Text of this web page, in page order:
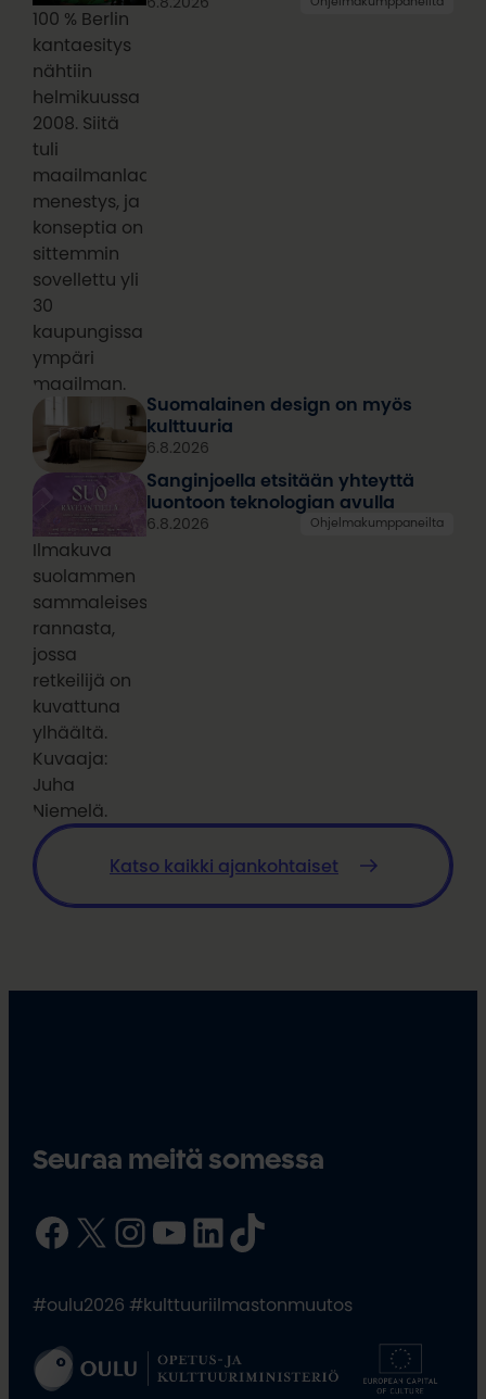
100 % Berlin
kantaesitys
nähtiin
helmikuussa
2008. Siitä
tuli
maailmanlaajuinen
menestys, ja
konseptia on
sittemmin
sovellettu yli
30
kaupungissa
ympäri
maailman.
Suomalainen design on myös
kulttuuria
6.8.2026
Ilmakuva
suolammen
sammaleisesta
rannasta,
jossa
retkeilijä on
kuvattuna
ylhäältä.
Kuvaaja:
Juha
Niemelä.
Sanginjoella etsitään yhteyttä
luontoon teknologian avulla
6.8.2026 Ohjelmakumppaneilta
Katso kaikki ajankohtaiset
Seuraa meitä somessa
Facebook X InstagramYouTube LinkedIn TikTok
#oulu2026 #kulttuuriilmastonmuutos